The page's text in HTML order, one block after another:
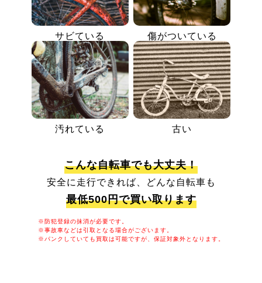
サビている 傷がついている
汚れている 古い
こんな自転車でも大丈夫！
安全に走行できれば、どんな自転車も
最低500円で買い取ります
※防犯登録の抹消が必要です。
※事故車などは引取となる場合がございます。
※パンクしていても買取は可能ですが、保証対象外となります。